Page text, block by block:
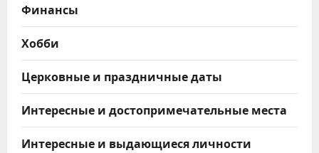
Финансы
Хобби
Церковные и праздничные даты
Интересные и достопримечательные места
Интересные и выдающиеся личности